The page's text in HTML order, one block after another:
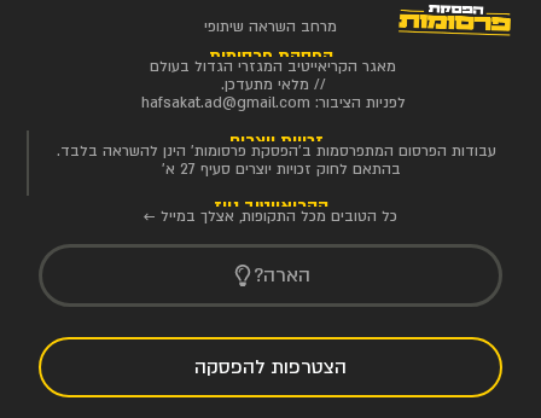
מרחב השראה שיתופי
הפסקת פרסומות
מאגר הקריאייטיב המגזרי הגדול בעולם
// מלאי מתעדכן.
לפניות הציבור: hafsakat.ad@gmail.com
זכויות יוצרים
עבודות הפרסום המתפרסמות ב'הפסקת פרסומות' הינן להשראה בלבד.
בהתאם לחוק זכויות יוצרים סעיף 27 א'
הקריאייטיב ניוז
כל הטובים מכל התקופות, אצלך במייל ←
הארה?
הצטרפות להפסקה